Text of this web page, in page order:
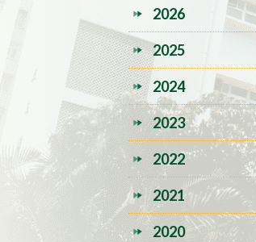
2026
2025
2024
2023
2022
2021
2020